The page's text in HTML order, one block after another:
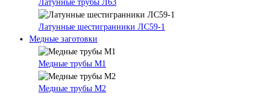
Латунные трубы Л63
Латунные шестигранники ЛС59-1
Медные заготовки
Медные трубы М1
Медные трубы М2